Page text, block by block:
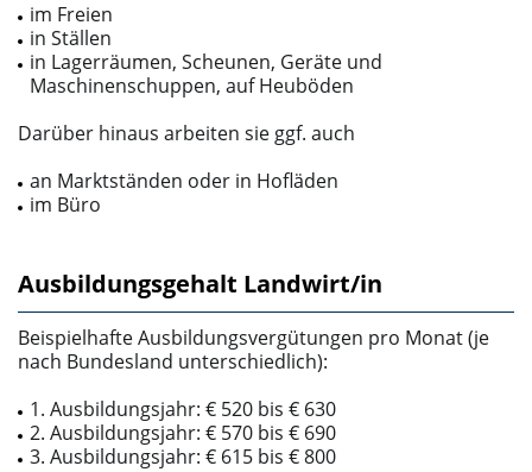
im Freien
in Ställen
in Lagerräumen, Scheunen, Geräte­ und
Maschinenschuppen, auf Heuböden
Darüber hinaus arbeiten sie ggf. auch
an Marktständen oder in Hofläden
im Büro
Ausbildungsgehalt Landwirt/in
Beispielhafte Ausbildungsvergütungen pro Monat (je
nach Bundesland unterschiedlich):
1. Ausbildungsjahr: € 520 bis € 630
2. Ausbildungsjahr: € 570 bis € 690
3. Ausbildungsjahr: € 615 bis € 800